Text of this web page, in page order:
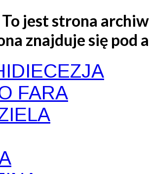
jest strona
znajduje się pod
FARA